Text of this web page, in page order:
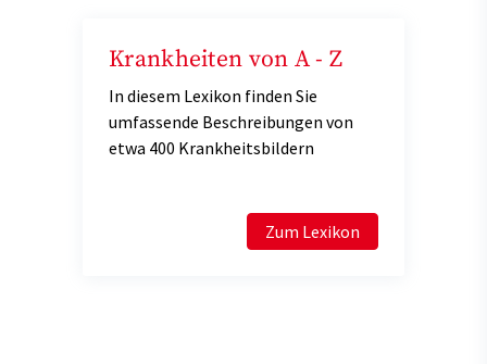
Krankheiten von A - Z
In diesem Lexikon finden Sie
umfassende Beschreibungen von
etwa 400 Krankheitsbildern
Zum Lexikon